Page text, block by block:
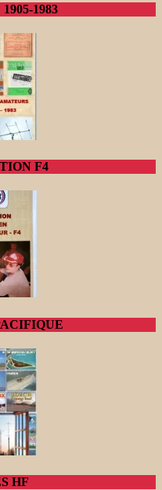
1983
F4
HF